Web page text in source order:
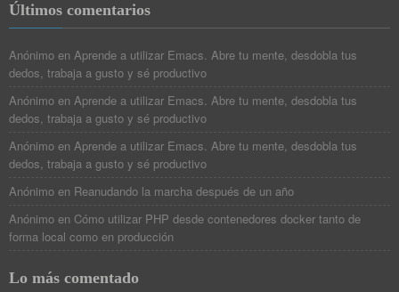
Últimos comentarios
Anónimo en Aprende a utilizar Emacs. Abre tu mente, desdobla tus
dedos, trabaja a gusto y sé productivo
Anónimo en Aprende a utilizar Emacs. Abre tu mente, desdobla tus
dedos, trabaja a gusto y sé productivo
Anónimo en Aprende a utilizar Emacs. Abre tu mente, desdobla tus
dedos, trabaja a gusto y sé productivo
Anónimo en Reanudando la marcha después de un año
Anónimo en Cómo utilizar PHP desde contenedores docker tanto de
forma local como en producción
Lo más comentado